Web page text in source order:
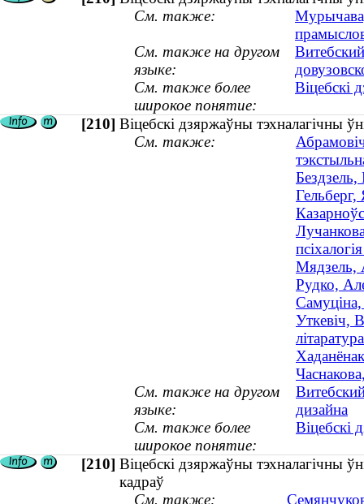
См. также:
Мурычава,
См. также на другом
языке:
См. также более
широкое понятие:
Віцебскі
[210] Віцебскі дзяржаўны тэхналагічны
См. также:
Мядзель,
Рудко,
Уткевіч,
См. также на другом
языке:
дизайна
См. также более
широкое понятие:
Віцебскі
[210] Віцебскі дзяржаўны тэхналагічны
кадраў
См. также: